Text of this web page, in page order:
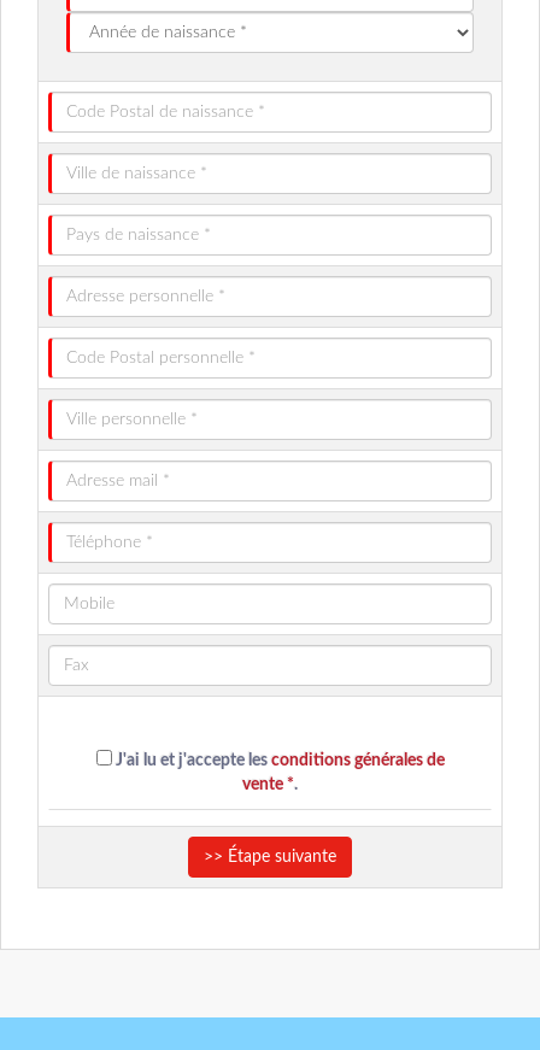
J'ai lu et j'accepte les conditions générales de
vente *.
>> Étape suivante